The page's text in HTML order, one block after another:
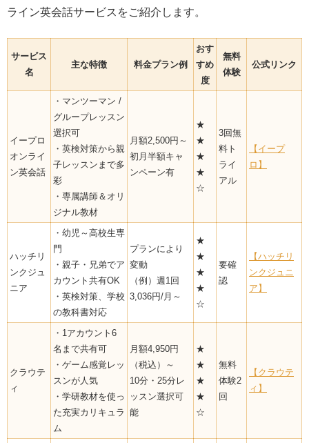
ライン英会話サービスをご紹介します。
サービス
名
主な特徴 料金プラン例
おす
すめ
度
無料
体験
公式リンク
イープロ
オンライ
ン英会話
・マンツーマン /
グループレッスン
選択可
・英検対策から親
子レッスンまで多
彩
・専属講師＆オリ
ジナル教材
月額2,500円～
初月半額キャ
ンペーン有
★
★
★
★
☆
3回無
料ト
ライ
アル
【イープ
ロ】
ハッチリ
ンクジュ
ニア
・幼児～高校生専
門
・親子・兄弟でア
カウント共有OK
・英検対策、学校
の教科書対応
プランにより
変動
（例）週1回
3,036円/月～
★
★
★
★
☆
要確
認
【ハッチリ
ンクジュニ
ア】
クラウテ
ィ
・1アカウント6
名まで共有可
・ゲーム感覚レッ
スンが人気
・学研教材を使っ
た充実カリキュラ
ム
月額4,950円
（税込）～
10分・25分レ
ッスン選択可
能
★
★
★
★
☆
無料
体験2
回
【クラウテ
ィ】